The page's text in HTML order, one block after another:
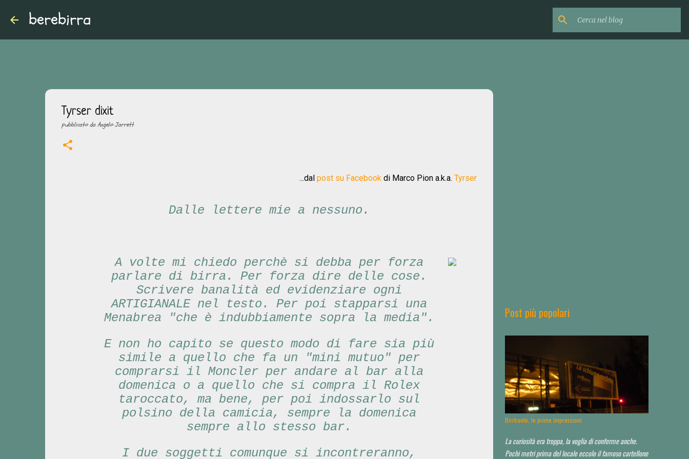
berebirra
Tyrser dixit
pubblicato daAngelo Jarrett
...dal post su Facebookdi Marco Pion a.k.a. Tyrser
Dalle lettere mie a nessuno.
A volte mi chiedo perchè si debba per forza
parlare di birra. Per forza dire delle cose.
Scrivere banalità ed evidenziare ogni
ARTIGIANALE nel testo. Per poi stapparsi una
Menabrea "che è indubbiamente sopra la media".
E non ho capito se questo modo di fare sia più
simile a quello che fa un "mini mutuo" per
comprarsi il Moncler per andare al bar alla
domenica o a quello che si compra il Rolex
taroccato, ma bene, per poi indossarlo sul
polsino della camicia, sempre la domenica
sempre allo stesso bar.
I due soggetti comunque si incontreranno,
Post più popolari
Birrbante, le prime impressioni
La curiosità era troppa, la voglia di conferme anche.
Pochi metri prima del locale eccolo il famoso cartellone